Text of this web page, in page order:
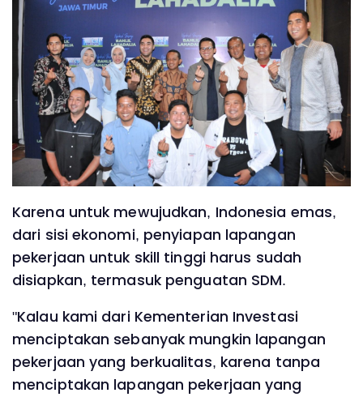
Karena untuk mewujudkan, Indonesia emas,
dari sisi ekonomi, penyiapan lapangan
pekerjaan untuk skill tinggi harus sudah
disiapkan, termasuk penguatan SDM.
"Kalau kami dari Kementerian Investasi
menciptakan sebanyak mungkin lapangan
pekerjaan yang berkualitas, karena tanpa
menciptakan lapangan pekerjaan yang